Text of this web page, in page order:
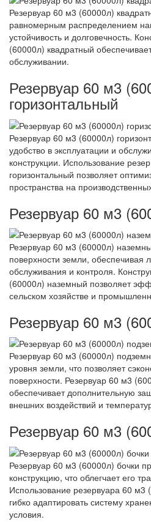
Резервуар 60 м3 (60000л)
равномерным распределением
устойчивость и долговечность.
(60000л) квадратный
обслуживании.
Резервуар 60 м3
горизонтальный
Резервуар 60 м3 (60000л)
удобство в эксплуатации и
конструкции. Использование
горизонтальный позволяет
пространства на
Резервуар 60 м3
Резервуар 60 м3 (60000л)
поверхности земли, обеспечивая
обслуживания и контроля.
(60000л) наземный позволяет
сельском хозяйстве и
Резервуар 60 м3
Резервуар 60 м3 (60000л)
уровня земли, что позволяет
поверхности. Резервуар 60 м3
обеспечивает дополнительную
внешних воздействий и
Резервуар 60 м3
Резервуар 60 м3 (60000л) бочки
конструкцию, что облегчает его
Использование резервуара 60 м3
гибко адаптировать систему
условия.